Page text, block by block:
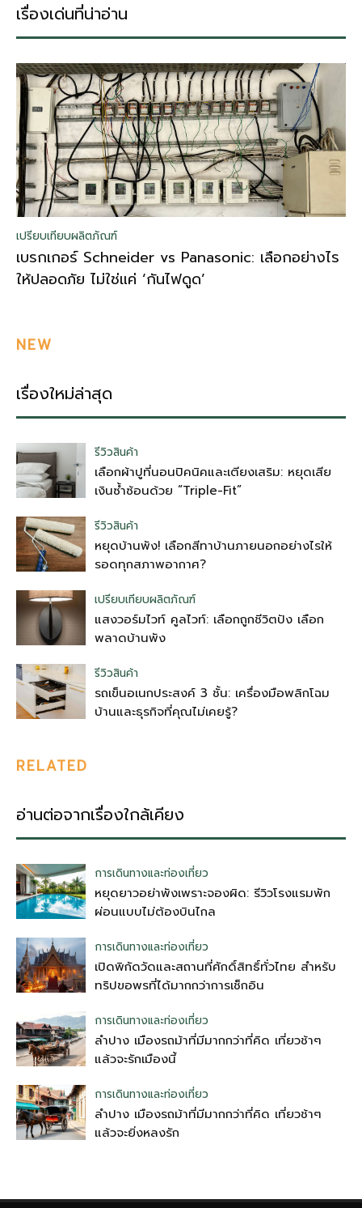
เรื่องเด่นที่น่าอ่าน
เปรียบเทียบผลิตภัณฑ์
เบรกเกอร์ Schneider vs Panasonic: เลือกอย่างไร
ให้ปลอดภัย ไม่ใช่แค่ ‘กันไฟดูด’
NEW
เรื่องใหม่ล่าสุด
รีวิวสินค้า
เลือกผ้าปูที่นอนปิคนิคและเตียงเสริม: หยุดเสีย
เงินซ้ำซ้อนด้วย “Triple-Fit”
รีวิวสินค้า
หยุดบ้านพัง! เลือกสีทาบ้านภายนอกอย่างไรให้
รอดทุกสภาพอากาศ?
เปรียบเทียบผลิตภัณฑ์
แสงวอร์มไวท์ คูลไวท์: เลือกถูกชีวิตปัง เลือก
พลาดบ้านพัง
รีวิวสินค้า
รถเข็นอเนกประสงค์ 3 ชั้น: เครื่องมือพลิกโฉม
บ้านและธุรกิจที่คุณไม่เคยรู้?
RELATED
อ่านต่อจากเรื่องใกล้เคียง
การเดินทางและท่องเที่ยว
หยุดยาวอย่าพังเพราะจองผิด: รีวิวโรงแรมพัก
ผ่อนแบบไม่ต้องบินไกล
การเดินทางและท่องเที่ยว
เปิดพิกัดวัดและสถานที่ศักดิ์สิทธิ์ทั่วไทย สำหรับ
ทริปขอพรที่ได้มากกว่าการเช็กอิน
การเดินทางและท่องเที่ยว
ลำปาง เมืองรถม้าที่มีมากกว่าที่คิด เที่ยวช้าๆ
แล้วจะรักเมืองนี้
การเดินทางและท่องเที่ยว
ลำปาง เมืองรถม้าที่มีมากกว่าที่คิด เที่ยวช้าๆ
แล้วจะยิ่งหลงรัก